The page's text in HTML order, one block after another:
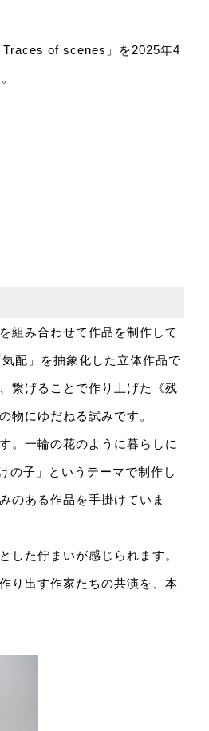
Traces of scenes」を2025年4
組み合わせて作品を制作して
配」を抽象化した立体作品で
繋げることで作り上げた《残
物にゆだねる試みです。
。一輪の花のように暮らしに
の子」というテーマで制作し
のある作品を手掛けていま
した佇まいが感じられます。
り出す作家たちの共演を、本